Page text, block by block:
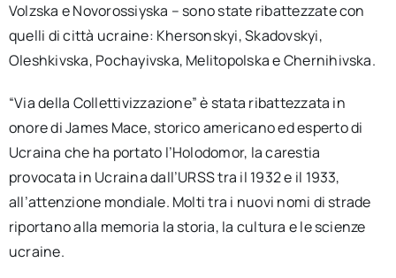
Volzska e Novorossiyska – sono state ribattezzate con
quelli di città ucraine: Khersonskyi, Skadovskyi,
Oleshkivska, Pochayivska, Melitopolska e Chernihivska.
“Via della Collettivizzazione” è stata ribattezzata in
onore di James Mace, storico americano ed esperto di
Ucraina che ha portato l’Holodomor, la carestia
provocata in Ucraina dall’URSS tra il 1932 e il 1933,
all’attenzione mondiale. Molti tra i nuovi nomi di strade
riportano alla memoria la storia, la cultura e le scienze
ucraine.